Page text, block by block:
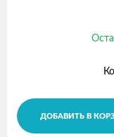
ДОБАВИТЬ В